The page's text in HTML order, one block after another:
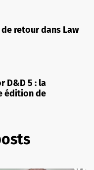
retour dans Law
D&D 5 : la
édition de